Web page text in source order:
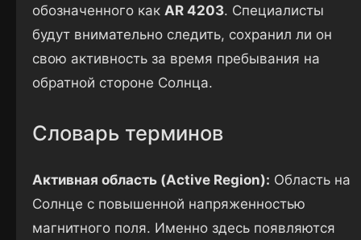
обозначенного как AR 4203. Специалисты
будут внимательно следить, сохранил ли он
свою активность за время пребывания на
обратной стороне Солнца.
Словарь терминов
Активная область (Active Region): Область на
Солнце с повышенной напряженностью
магнитного поля. Именно здесь появляются